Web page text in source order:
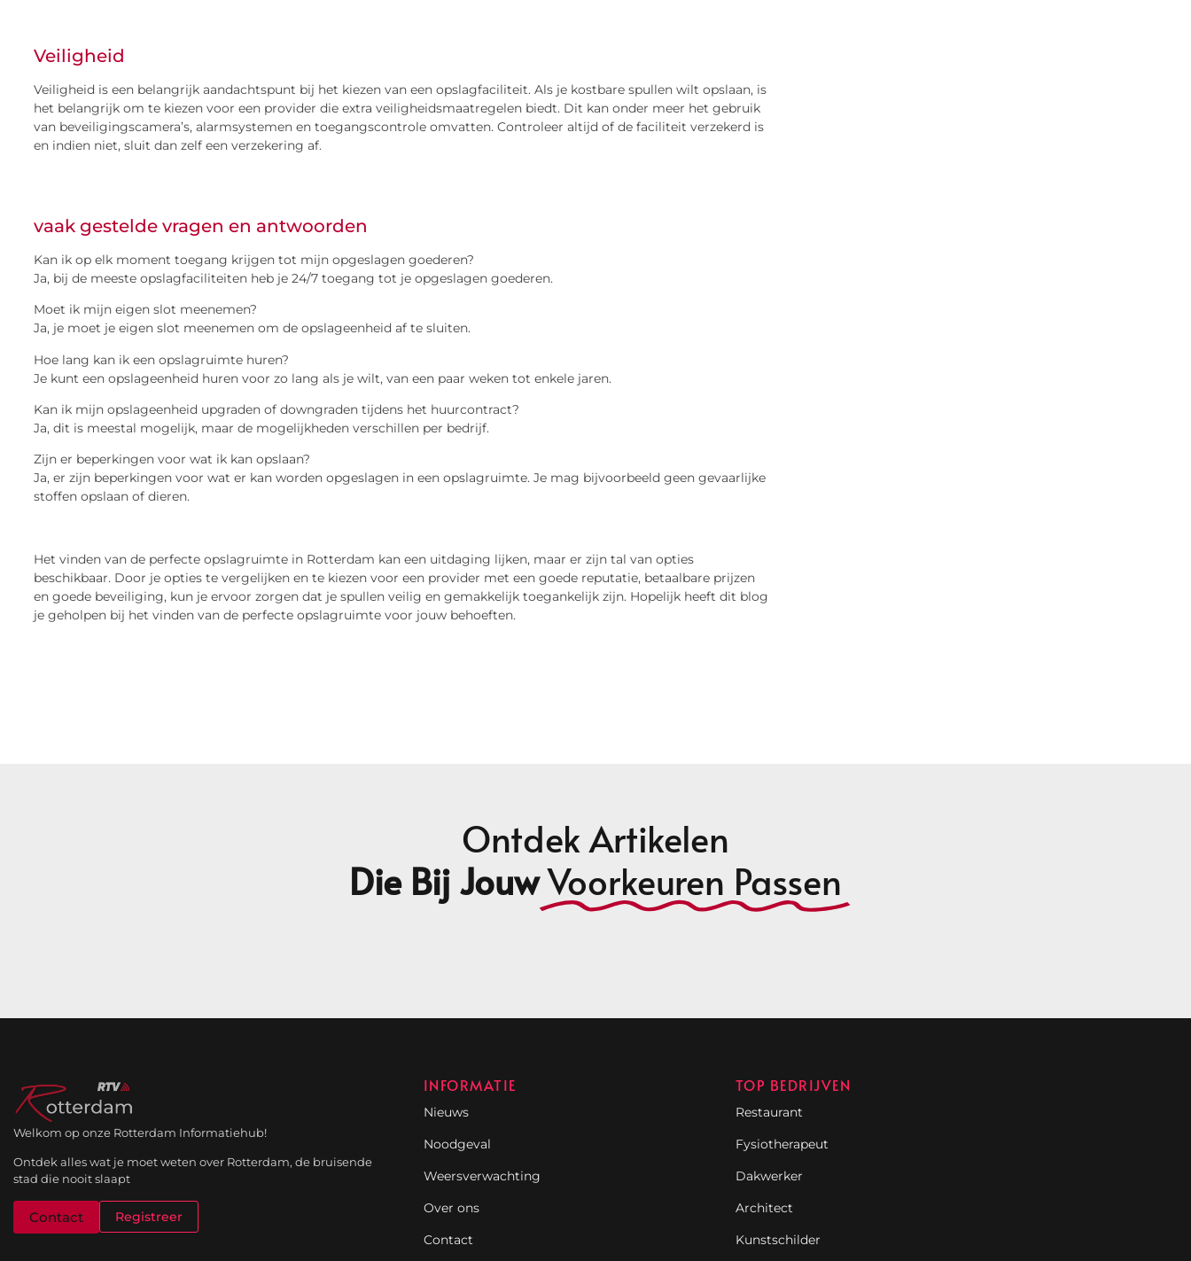
Veiligheid
Veiligheid is een belangrijk aandachtspunt bij het kiezen van een opslagfaciliteit. Als je kostbare spullen wilt opslaan, is
het belangrijk om te kiezen voor een provider die extra veiligheidsmaatregelen biedt. Dit kan onder meer het gebruik
van beveiligingscamera’s, alarmsystemen en toegangscontrole omvatten. Controleer altijd of de faciliteit verzekerd is
en indien niet, sluit dan zelf een verzekering af.
vaak gestelde vragen en antwoorden
Kan ik op elk moment toegang krijgen tot mijn opgeslagen goederen?
Ja, bij de meeste opslagfaciliteiten heb je 24/7 toegang tot je opgeslagen goederen.
Moet ik mijn eigen slot meenemen?
Ja, je moet je eigen slot meenemen om de opslageenheid af te sluiten.
Hoe lang kan ik een opslagruimte huren?
Je kunt een opslageenheid huren voor zo lang als je wilt, van een paar weken tot enkele jaren.
Kan ik mijn opslageenheid upgraden of downgraden tijdens het huurcontract?
Ja, dit is meestal mogelijk, maar de mogelijkheden verschillen per bedrijf.
Zijn er beperkingen voor wat ik kan opslaan?
Ja, er zijn beperkingen voor wat er kan worden opgeslagen in een opslagruimte. Je mag bijvoorbeeld geen gevaarlijke
stoffen opslaan of dieren.
Het vinden van de perfecte opslagruimte in Rotterdam kan een uitdaging lijken, maar er zijn tal van opties
beschikbaar. Door je opties te vergelijken en te kiezen voor een provider met een goede reputatie, betaalbare prijzen
en goede beveiliging, kun je ervoor zorgen dat je spullen veilig en gemakkelijk toegankelijk zijn. Hopelijk heeft dit blog
je geholpen bij het vinden van de perfecte opslagruimte voor jouw behoeften.
Ontdek Artikelen
Die Bij JouwVoorkeuren Passen
Welkom op onze Rotterdam Informatiehub!
Ontdek alles wat je moet weten over Rotterdam, de bruisende
stad die nooit slaapt
Contact Registreer
INFORMATIE
Nieuws
Noodgeval
Weersverwachting
Over ons
Contact
TOP BEDRIJVEN
Restaurant
Fysiotherapeut
Dakwerker
Architect
Kunstschilder